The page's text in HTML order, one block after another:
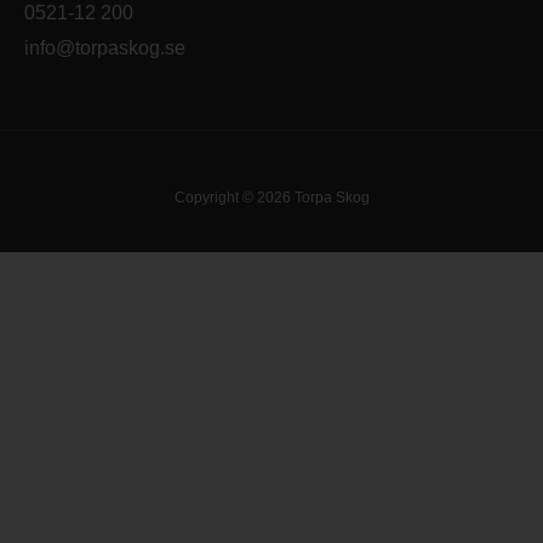
0521-12 200
info@torpaskog.se
Copyright © 2026 Torpa Skog